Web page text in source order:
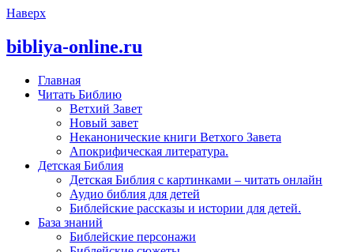
Наверх
bibliya-online.ru
Главная
Читать Библию
Ветхий Завет
Новый завет
Неканонические книги Ветхого Завета
Апокрифическая литература.
Детская Библия
Детская Библия с картинками – читать онлайн
Аудио библия для детей
Библейские рассказы и истории для детей.
База знаний
Библейские персонажи